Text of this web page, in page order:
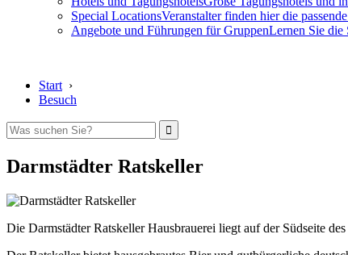
Special LocationsVeranstalter finden hier die
Angebote und Führungen für GruppenLernen Sie die
Start ›
Besuch
Darmstädter Ratskeller
Die Darmstädter Ratskeller Hausbrauerei liegt auf der Südseite